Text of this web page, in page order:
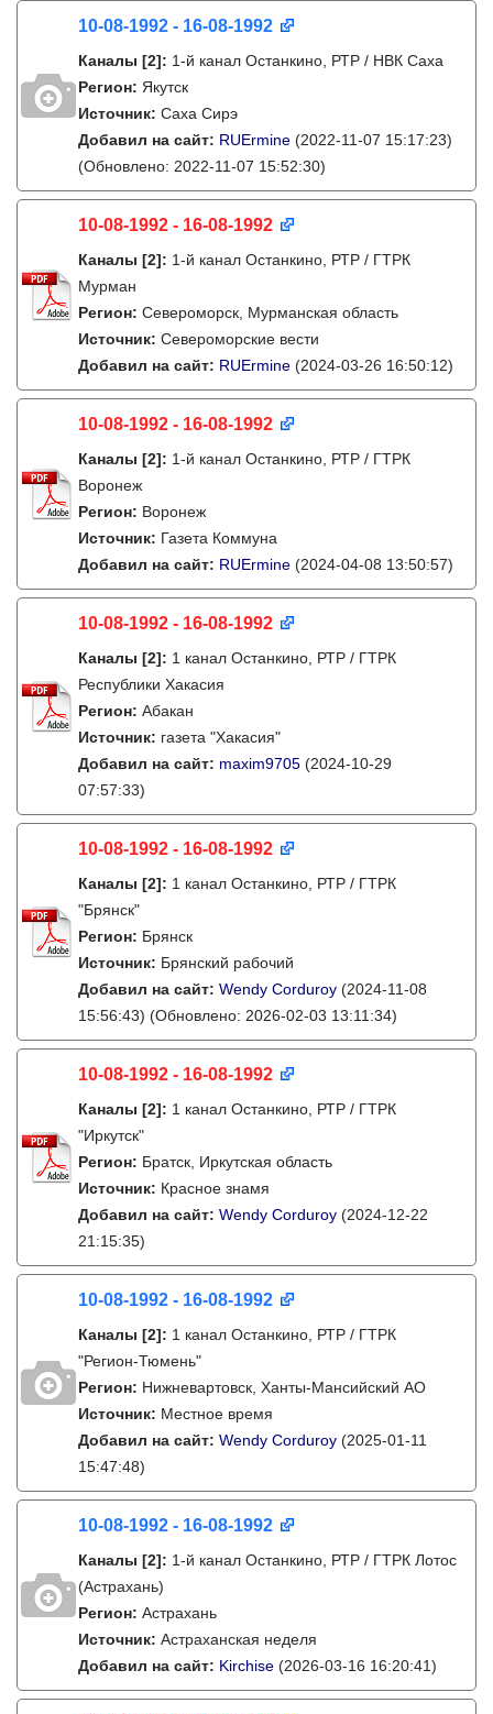
10-08-1992 - 16-08-1992
Каналы [2]: 1-й канал Останкино, РТР / НВК Саха
Регион: Якутск
Источник: Саха Сирэ
Добавил на сайт: RUErmine (2022-11-07 15:17:23)
(Обновлено: 2022-11-07 15:52:30)
10-08-1992 - 16-08-1992
Каналы [2]: 1-й канал Останкино, РТР / ГТРК
Мурман
Регион: Североморск, Мурманская область
Источник: Североморские вести
Добавил на сайт: RUErmine (2024-03-26 16:50:12)
10-08-1992 - 16-08-1992
Каналы [2]: 1-й канал Останкино, РТР / ГТРК
Воронеж
Регион: Воронеж
Источник: Газета Коммуна
Добавил на сайт: RUErmine (2024-04-08 13:50:57)
10-08-1992 - 16-08-1992
Каналы [2]: 1 канал Останкино, РТР / ГТРК
Республики Хакасия
Регион: Абакан
Источник: газета "Хакасия"
Добавил на сайт: maxim9705 (2024-10-29
07:57:33)
10-08-1992 - 16-08-1992
Каналы [2]: 1 канал Останкино, РТР / ГТРК
"Брянск"
Регион: Брянск
Источник: Брянский рабочий
Добавил на сайт: Wendy Corduroy (2024-11-08
15:56:43) (Обновлено: 2026-02-03 13:11:34)
10-08-1992 - 16-08-1992
Каналы [2]: 1 канал Останкино, РТР / ГТРК
"Иркутск"
Регион: Братск, Иркутская область
Источник: Красное знамя
Добавил на сайт: Wendy Corduroy (2024-12-22
21:15:35)
10-08-1992 - 16-08-1992
Каналы [2]: 1 канал Останкино, РТР / ГТРК
"Регион-Тюмень"
Регион: Нижневартовск, Ханты-Мансийский АО
Источник: Местное время
Добавил на сайт: Wendy Corduroy (2025-01-11
15:47:48)
10-08-1992 - 16-08-1992
Каналы [2]: 1-й канал Останкино, РТР / ГТРК Лотос
(Астрахань)
Регион: Астрахань
Источник: Астраханская неделя
Добавил на сайт: Kirchise (2026-03-16 16:20:41)